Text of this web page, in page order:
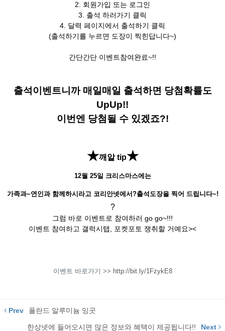
2. 회원가입 또는 로그인
3. 출석 하러가기 클릭
4. 달력 페이지에서 출석하기 클릭
(출석하기를 누르면 도장이 찍힌답니다~)
간단간단 이벤트참여완료~!!
출석이벤트니까 매일매일 출석하면 당첨확률도
UpUp!!
이번엔 당첨될 수 있겠죠?!
★깨알 tip★
12월 25일 크리스마스에는
가족과~연인과 함께하시라고 코리안넷에서?출석도장을 찍어 드립니다~!
?
그럼 바로 이벤트로 참여하러 go go~!!!
이벤트 참여하고 갤럭시탭, 포켓포토 쟁취할 거예요><
이벤트 바로가기 >> http://bit.ly/1FzykE8
Prev 폴란드 알루미늄 잉곳
한상넷에 들어오시면 많은 정보와 혜택이 제공됩니다!! Next